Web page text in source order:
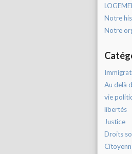
Notre
Notre
Au delà
vie
libertés
Justice
Droits